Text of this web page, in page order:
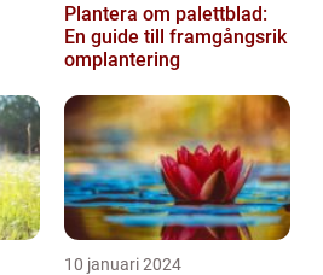
Plantera om palettblad:
En guide till framgångsrik
omplantering
10 januari 2024